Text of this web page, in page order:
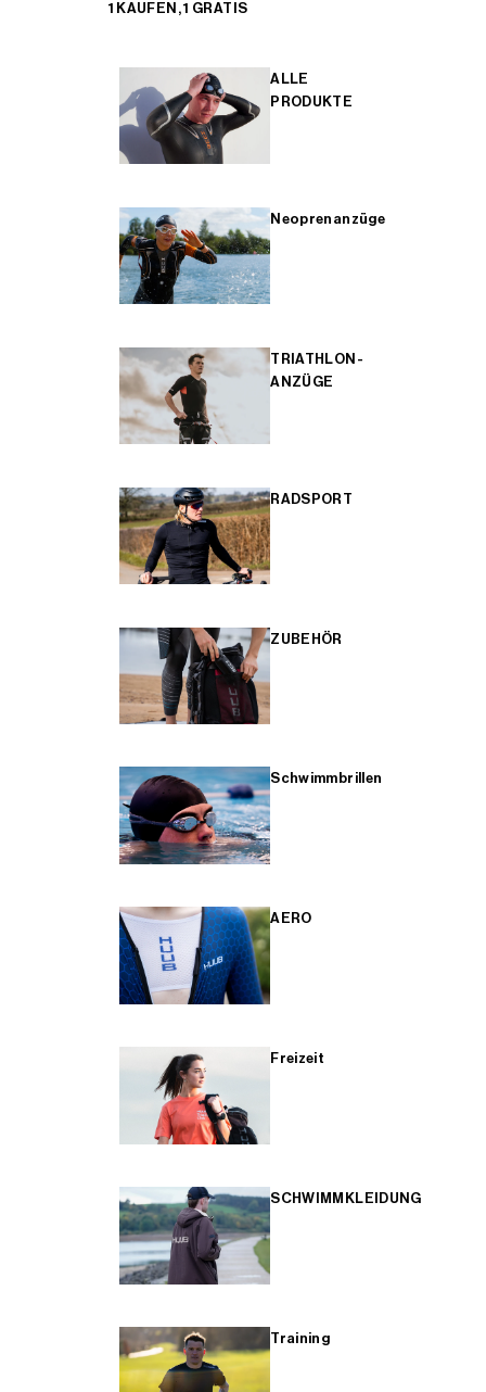
1 KAUFEN, 1 GRATIS
ALLE
PRODUKTE
Neoprenanzüge
TRIATHLON-
ANZÜGE
RADSPORT
ZUBEHÖR
Schwimmbrillen
AERO
Freizeit
SCHWIMMKLEIDUNG
Training